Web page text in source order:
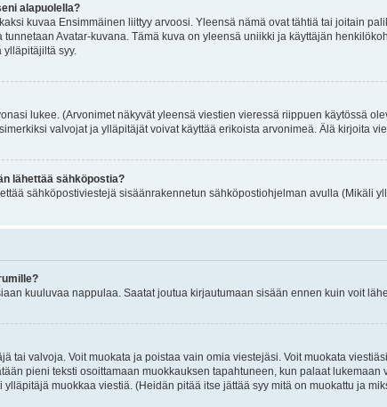
alapuolella?
kuvaa Ensimmäinen liittyy arvoosi. Yleensä nämä ovat tähtiä tai joitain
Avatar-kuvana. Tämä kuva on yleensä uniikki ja käyttäjän
syy.
lukee. (Arvonimet näkyvät yleensä viestien vieressä riippuen käytössä
valvojat ja ylläpitäjät voivat käyttää erikoista arvonimeä. Älä kirjoita
lähettää sähköpostia?
sähköpostiviestejä sisäänrakennetun sähköpostiohjelman avulla (Mikäli
kuuluvaa nappulaa. Saatat joutua kirjautumaan sisään ennen kuin voit
tai valvoja. Voit muokata ja poistaa vain omia viestejäsi. Voit muokata
pieni teksti osoittamaan muokkauksen tapahtuneen, kun palaat
muokkaa viestiä. (Heidän pitää itse jättää syy mitä on muokattu ja